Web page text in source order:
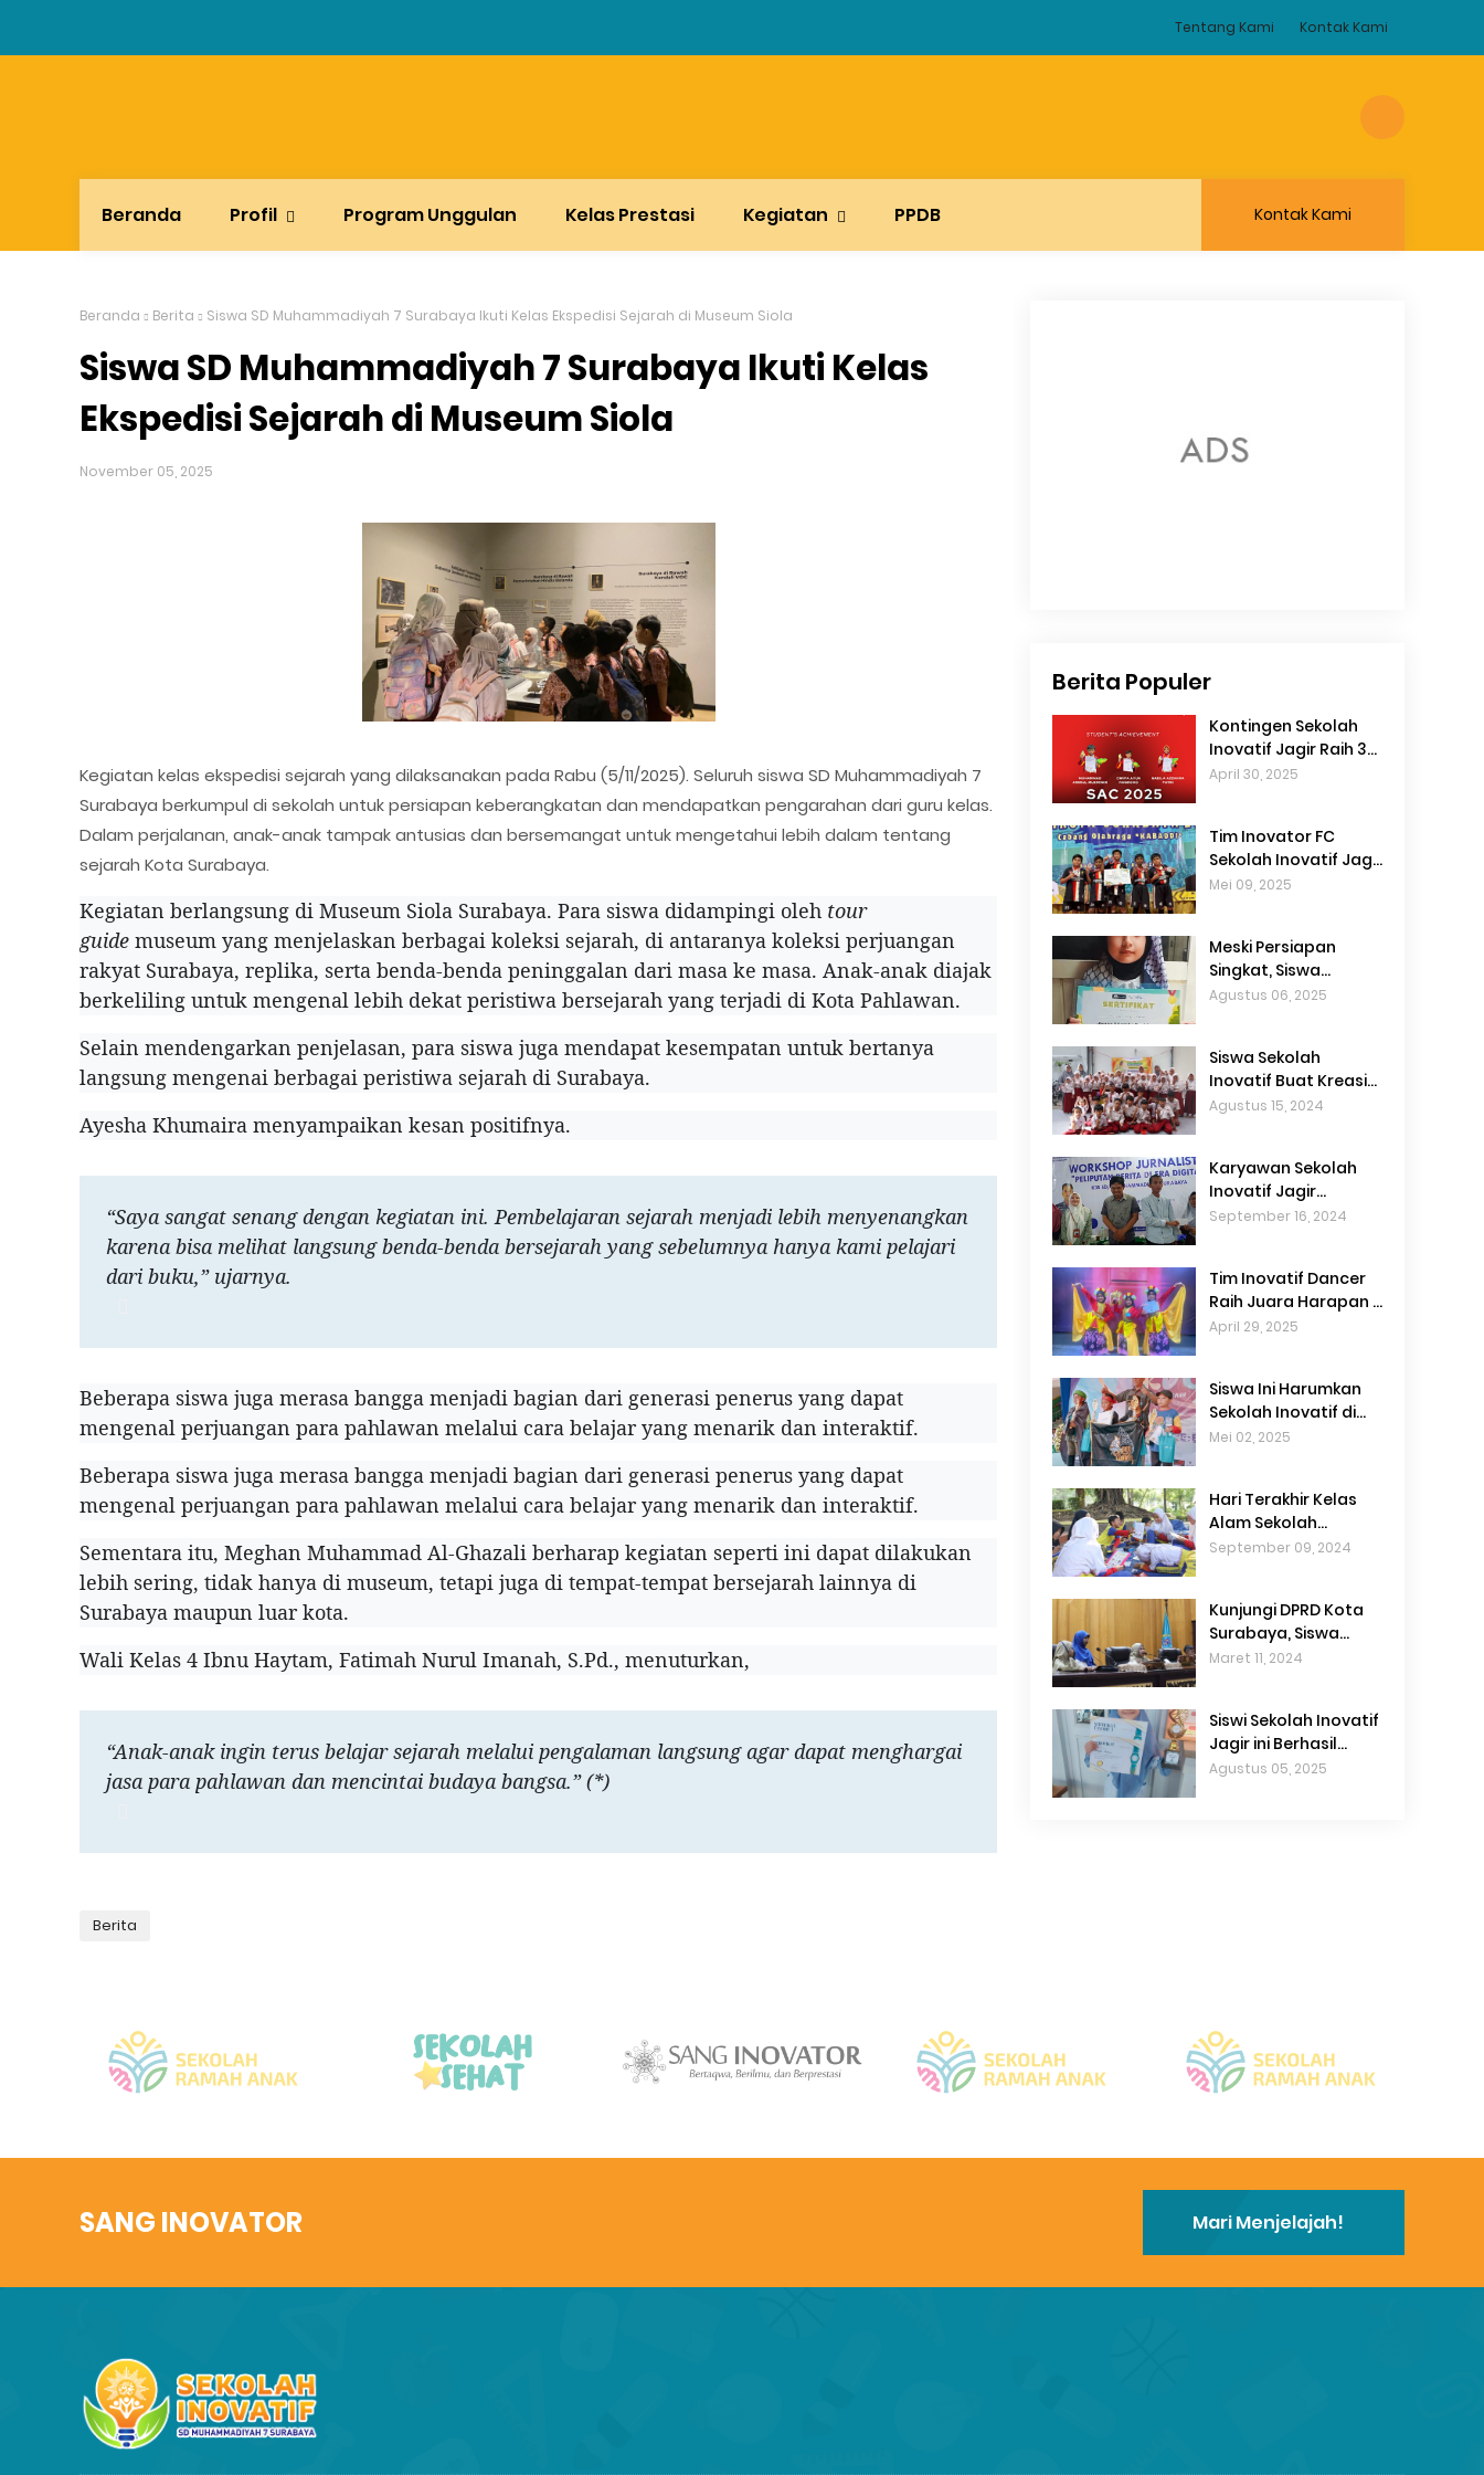
Tentang Kami Kontak Kami
Beranda Profil Program Unggulan Kelas Prestasi Kegiatan PPDB Kontak Kami
Beranda Berita Siswa SD Muhammadiyah 7 Surabaya Ikuti Kelas Ekspedisi Sejarah di Museum Siola
Siswa SD Muhammadiyah 7 Surabaya Ikuti Kelas
Ekspedisi Sejarah di Museum Siola
November 05, 2025
Kegiatan kelas ekspedisi sejarah yang dilaksanakan pada Rabu (5/11/2025). Seluruh siswa SD Muhammadiyah 7
Surabaya berkumpul di sekolah untuk persiapan keberangkatan dan mendapatkan pengarahan dari guru kelas.
Dalam perjalanan, anak-anak tampak antusias dan bersemangat untuk mengetahui lebih dalam tentang
sejarah Kota Surabaya.
Kegiatan berlangsung di Museum Siola Surabaya. Para siswa didampingi oleh tour
guide museum yang menjelaskan berbagai koleksi sejarah, di antaranya koleksi perjuangan
rakyat Surabaya, replika, serta benda-benda peninggalan dari masa ke masa. Anak-anak diajak
berkeliling untuk mengenal lebih dekat peristiwa bersejarah yang terjadi di Kota Pahlawan.
Selain mendengarkan penjelasan, para siswa juga mendapat kesempatan untuk bertanya
langsung mengenai berbagai peristiwa sejarah di Surabaya.
Ayesha Khumaira menyampaikan kesan positifnya.
“Saya sangat senang dengan kegiatan ini. Pembelajaran sejarah menjadi lebih menyenangkan
karena bisa melihat langsung benda-benda bersejarah yang sebelumnya hanya kami pelajari
dari buku,” ujarnya.
Beberapa siswa juga merasa bangga menjadi bagian dari generasi penerus yang dapat
mengenal perjuangan para pahlawan melalui cara belajar yang menarik dan interaktif.
Beberapa siswa juga merasa bangga menjadi bagian dari generasi penerus yang dapat
mengenal perjuangan para pahlawan melalui cara belajar yang menarik dan interaktif.
Sementara itu, Meghan Muhammad Al-Ghazali berharap kegiatan seperti ini dapat dilakukan
lebih sering, tidak hanya di museum, tetapi juga di tempat-tempat bersejarah lainnya di
Surabaya maupun luar kota.
Wali Kelas 4 Ibnu Haytam, Fatimah Nurul Imanah, S.Pd., menuturkan,
“Anak-anak ingin terus belajar sejarah melalui pengalaman langsung agar dapat menghargai
jasa para pahlawan dan mencintai budaya bangsa.” (*)
Berita
Berita Populer
Kontingen Sekolah
Inovatif Jagir Raih 3
Medali di Tapak Suci
April 30, 2025
Tim Inovator FC
Sekolah Inovatif Jagir
Sabet Juara 2
Wali Kota Surabaya
2025
Mei 09, 2025
Meski Persiapan
Singkat, Siswa
Sekolah Inovatif
Surabaya
Agustus 06, 2025
Siswa Sekolah
Inovatif Buat Kreasi
Manik-manik melalui
Agustus 15, 2024
Karyawan Sekolah
Inovatif Jagir
Sumbangkan Tulisan
September 16, 2024
Tim Inovatif Dancer
Raih Juara Harapan 3
Lomba Tarian
April 29, 2025
Siswa Ini Harumkan
Sekolah Inovatif di
Lomba Panahan
Mei 02, 2025
Hari Terakhir Kelas
Alam Sekolah
Inovatif, Ini yang
September 09, 2024
Kunjungi DPRD Kota
Surabaya, Siswa
Sekolah Inovatif
Maret 11, 2024
Siswi Sekolah Inovatif
Jagir ini Berhasil
Juara di Lomba
Agustus 05, 2025
SANG INOVATOR Mari Menjelajah!